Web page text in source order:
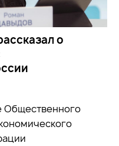
о
Общественного